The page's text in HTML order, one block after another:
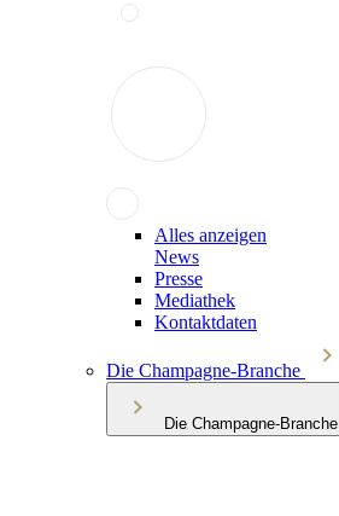
Alles anzeigen
News
Presse
Mediathek
Kontaktdaten
Die Champagne-Branche
Die Champagne-Branche